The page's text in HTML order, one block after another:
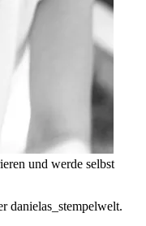
und werde selbst
danielas_stempelwelt.